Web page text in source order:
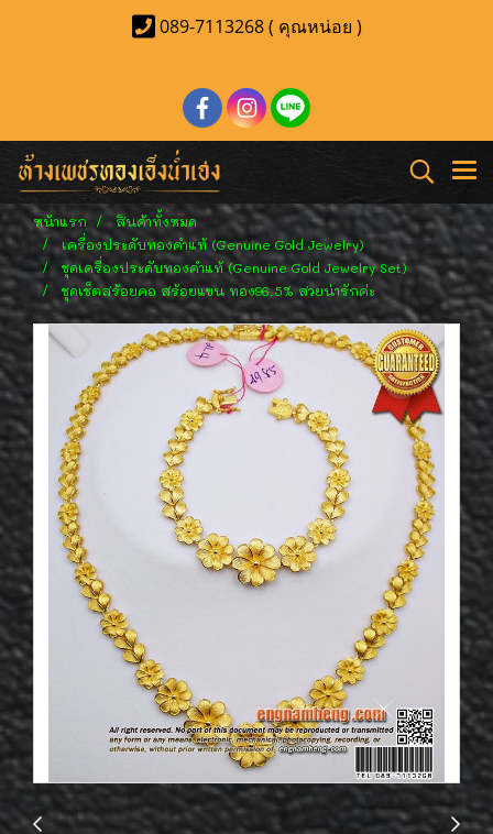
089-7113268 ( คุณหน่อย )
หน้าแรก
สินค้าทั้งหมด
เครื่องประดับทองคำแท้ (Genuine Gold Jewelry)
ชุดเครื่องประดับทองคำแท้ (Genuine Gold Jewelry Set)
ชุดเช็ตสร้อยคอ สร้อยแขน ทอง96.5% สวยน่ารักค่ะ